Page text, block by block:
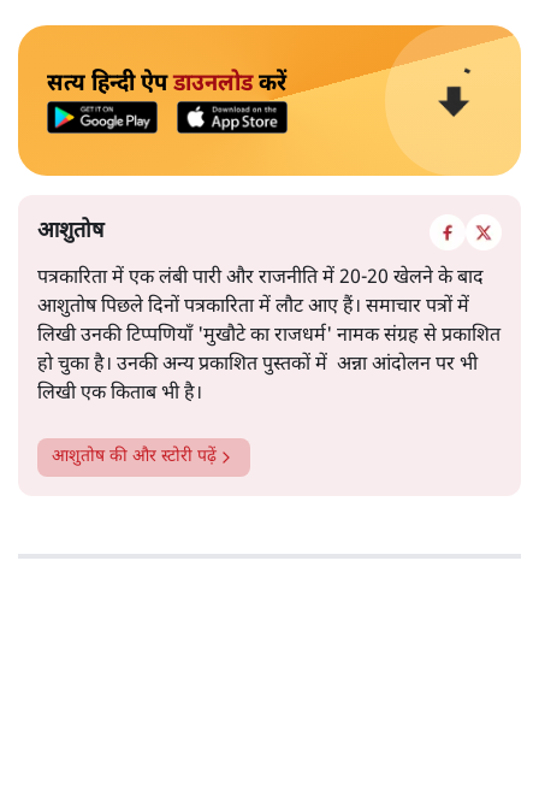
सत्य हिन्दी ऐपडाउनलोडकरें
आशुतोष
पत्रकारिता में एक लंबी पारी और राजनीति में 20-20 खेलने के बाद
आशुतोष पिछले दिनों पत्रकारिता में लौट आए हैं। समाचार पत्रों में
लिखी उनकी टिप्पणियाँ 'मुखौटे का राजधर्म' नामक संग्रह से प्रकाशित
हो चुका है। उनकी अन्य प्रकाशित पुस्तकों में अन्ना आंदोलन पर भी
लिखी एक किताब भी है।
आशुतोषकी और स्टोरी पढ़ें